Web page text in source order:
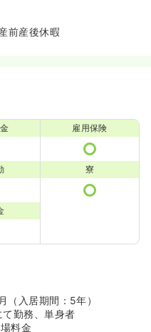
前産後休暇
雇用保険
寮
入居期間：5年）
勤務、単身者
料金